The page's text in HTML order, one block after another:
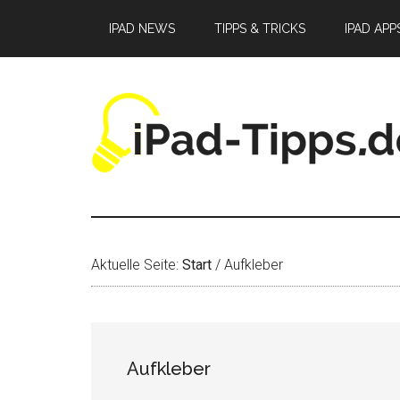
springen
springen
springen
IPAD NEWS TIPPS & TRICKS IPAD
Aktuelle Seite: Start / Aufkleber
Aufkleber